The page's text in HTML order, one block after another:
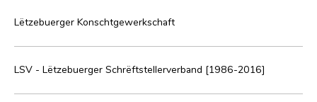
Lëtzebuerger Konschtgewerkschaft
LSV - Lëtzebuerger Schrëftstellerverband [1986-2016]